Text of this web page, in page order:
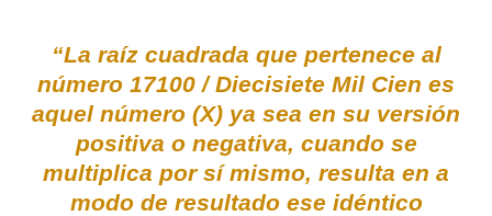
“La raíz cuadrada que pertenece al
número 17100 / Diecisiete Mil Cien es
aquel número (X) ya sea en su versión
positiva o negativa, cuando se
multiplica por sí mismo, resulta en a
modo de resultado ese idéntico